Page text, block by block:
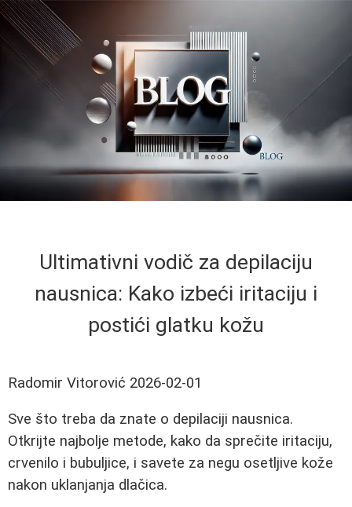
Ultimativni vodič za depilaciju
nausnica: Kako izbeći iritaciju i
postići glatku kožu
Radomir Vitorović 2026-02-01
Sve što treba da znate o depilaciji nausnica.
Otkrijte najbolje metode, kako da sprečite iritaciju,
crvenilo i bubuljice, i savete za negu osetljive kože
nakon uklanjanja dlačica.